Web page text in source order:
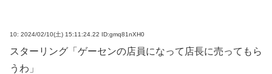
10: 2024/02/10(土) 15:11:24.22 ID:gmq81nXH0
スターリング「ゲーセンの店員になって店長に売ってもら
うわ」